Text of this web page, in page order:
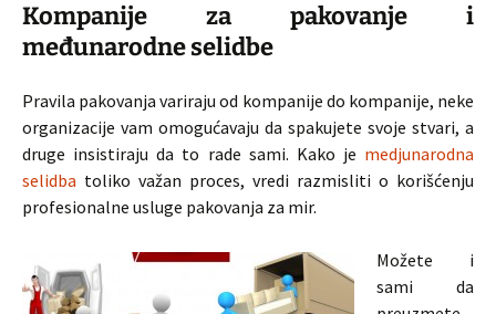
Kompanije za pakovanje i
međunarodne selidbe
Pravila pakovanja variraju od kompanije do kompanije, neke
organizacije vam omogućavaju da spakujete svoje stvari, a
druge insistiraju da to rade sami. Kako je medjunarodna
selidba toliko važan proces, vredi razmisliti o korišćenju
profesionalne usluge pakovanja za mir.
Možete i
sami da